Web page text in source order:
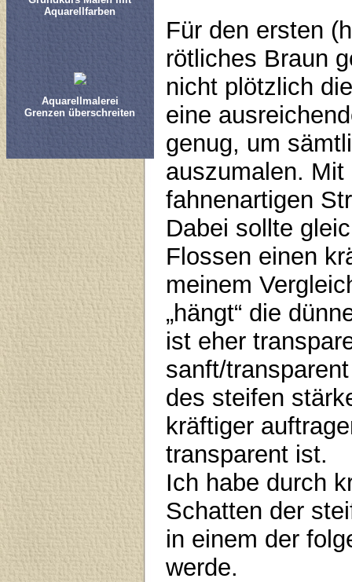
Aquarellfarben
Aquarellmalerei
Grenzen überschreiten
Für den ersten
rötliches Braun
nicht plötzlich
eine
genug, um
auszumalen.
fahnenartigen
Dabei sollte
Flossen einen
meinem
„hängt“ die
ist eher
sanft/
des steifen
kräftiger
transparent ist.
Ich habe durch
Schatten der
in einem der
werde.